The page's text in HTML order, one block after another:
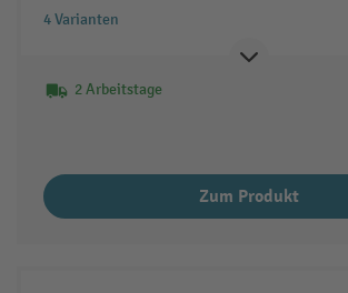
4 Varianten
2 Arbeitstage
Zum Produkt